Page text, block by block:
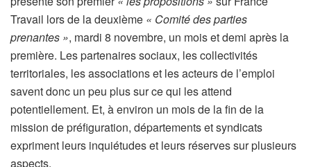
Travail lors de la deuxième « Comité des parties
prenantes », mardi 8 novembre, un mois et demi après la
première. Les partenaires sociaux, les collectivités
territoriales, les associations et les acteurs de l’emploi
savent donc un peu plus sur ce qui les attend
potentiellement. Et, à environ un mois de la fin de la
mission de préfiguration, départements et syndicats
expriment leurs inquiétudes et leurs réserves sur plusieurs
aspects.